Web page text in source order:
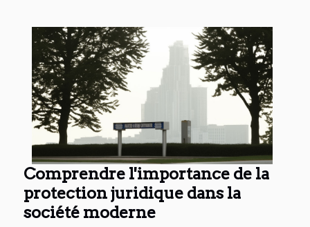
Comprendre l'importance de la
protection juridique dans la
société moderne